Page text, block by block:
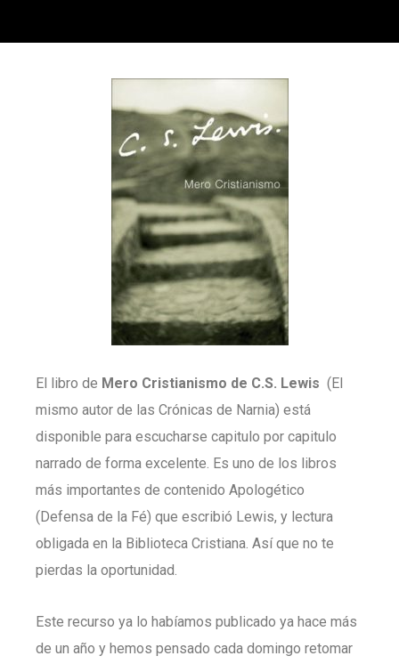
El libro de Mero Cristianismo de C.S. Lewis (El
mismo autor de las Crónicas de Narnia) está
disponible para escucharse capitulo por capitulo
narrado de forma excelente. Es uno de los libros
más importantes de contenido Apologético
(Defensa de la Fé) que escribió Lewis, y lectura
obligada en la Biblioteca Cristiana. Así que no te
pierdas la oportunidad.
Este recurso ya lo habíamos publicado ya hace más
de un año y hemos pensado cada domingo retomar